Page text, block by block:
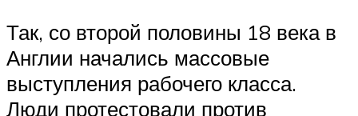
Так, со второй половины 18 века в
Англии начались массовые
выступления рабочего класса.
Люди протестовали против